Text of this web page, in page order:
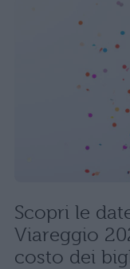
Scopri le
Viareggio
costo dei